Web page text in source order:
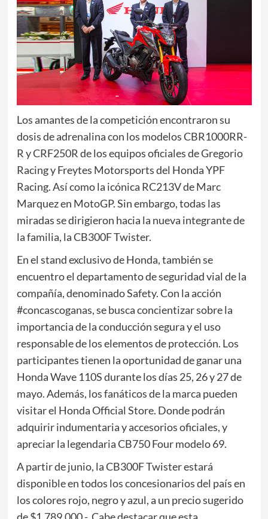
Los amantes de la competición encontraron su
dosis de adrenalina con los modelos CBR1000RR-
R y CRF250R de los equipos oficiales de Gregorio
Racing y Freytes Motorsports del Honda YPF
Racing. Así como la icónica RC213V de Marc
Marquez en MotoGP. Sin embargo, todas las
miradas se dirigieron hacia la nueva integrante de
la familia, la CB300F Twister.
En el stand exclusivo de Honda, también se
encuentro el departamento de seguridad vial de la
compañía, denominado Safety. Con la acción
#concascoganas, se busca concientizar sobre la
importancia de la conducción segura y el uso
responsable de los elementos de protección. Los
participantes tienen la oportunidad de ganar una
Honda Wave 110S durante los días 25, 26 y 27 de
mayo. Además, los fanáticos de la marca pueden
visitar el Honda Official Store. Donde podrán
adquirir indumentaria y accesorios oficiales, y
apreciar la legendaria CB750 Four modelo 69.
A partir de junio, la CB300F Twister estará
disponible en todos los concesionarios del país en
los colores rojo, negro y azul, a un precio sugerido